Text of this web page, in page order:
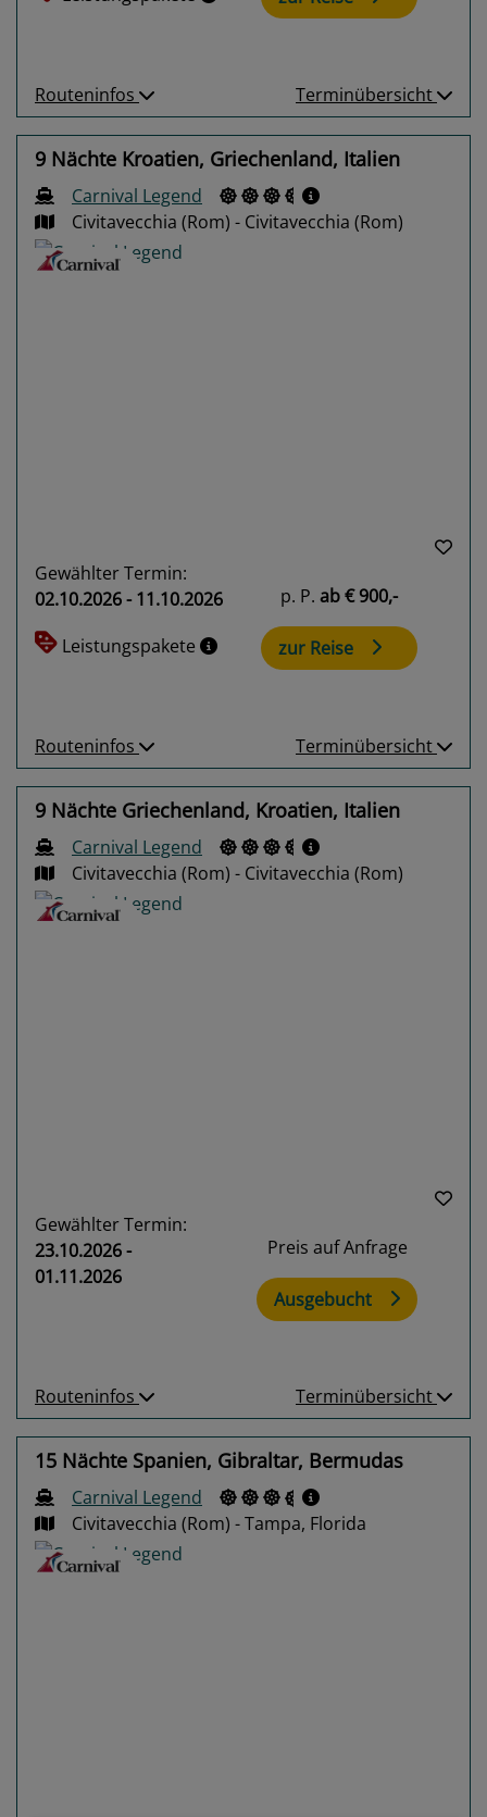
Routeninfos Terminübersicht
9 Nächte Kroatien, Griechenland, Italien
Carnival Legend
Civitavecchia (Rom) - Civitavecchia (Rom)
Gewählter Termin:
02.10.2026 - 11.10.2026
Leistungspakete
p. P. ab€ 900,-
zur Reise
Routeninfos Terminübersicht
9 Nächte Griechenland, Kroatien, Italien
Carnival Legend
Civitavecchia (Rom) - Civitavecchia (Rom)
Gewählter Termin:
23.10.2026 -
01.11.2026
Preis auf Anfrage
Ausgebucht
Routeninfos Terminübersicht
15 Nächte Spanien, Gibraltar, Bermudas
Carnival Legend
Civitavecchia (Rom) - Tampa, Florida